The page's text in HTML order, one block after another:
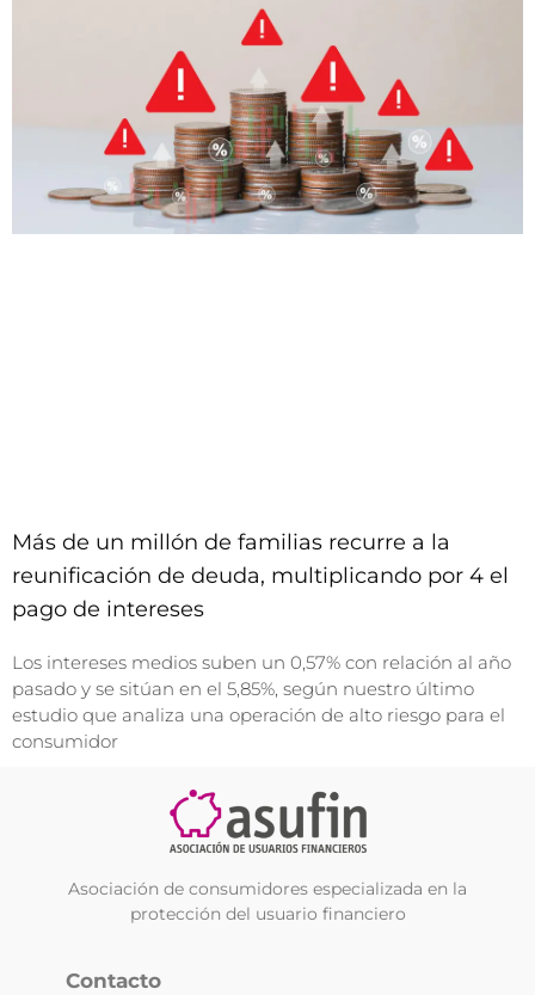
Más de un millón de familias recurre a la
reunificación de deuda, multiplicando por 4 el
pago de intereses
Los intereses medios suben un 0,57% con relación al año
pasado y se sitúan en el 5,85%, según nuestro último
estudio que analiza una operación de alto riesgo para el
consumidor
Asociación de consumidores especializada en la
protección del usuario financiero
Contacto